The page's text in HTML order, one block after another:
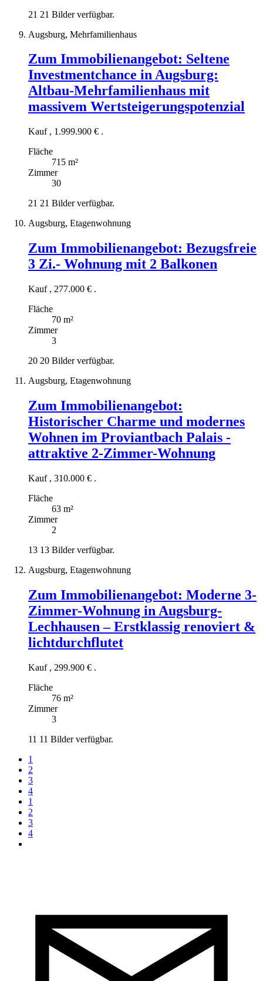
21 21 Bilder verfügbar.
Augsburg, Mehrfamilienhaus
Zum Immobilienangebot: Seltene
Investmentchance in Augsburg:
Altbau-Mehrfamilienhaus mit
massivem Wertsteigerungspotenzial
Kauf , 1.999.900 € .
Fläche
715 m²
Zimmer
30
21 21 Bilder verfügbar.
Augsburg, Etagenwohnung
Zum Immobilienangebot: Bezugsfreie
3 Zi.- Wohnung mit 2 Balkonen
Kauf , 277.000 € .
Fläche
70 m²
Zimmer
3
20 20 Bilder verfügbar.
Augsburg, Etagenwohnung
Zum Immobilienangebot:
Historischer Charme und modernes
Wohnen im Proviantbach Palais -
attraktive 2-Zimmer-Wohnung
Kauf , 310.000 € .
Fläche
63 m²
Zimmer
2
13 13 Bilder verfügbar.
Augsburg, Etagenwohnung
Zum Immobilienangebot: Moderne 3-
Zimmer-Wohnung in Augsburg-
Lechhausen – Erstklassig renoviert &
lichtdurchflutet
Kauf , 299.900 € .
Fläche
76 m²
Zimmer
3
11 11 Bilder verfügbar.
1
2
3
4
1
2
3
4